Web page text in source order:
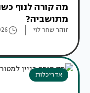
מה קורה לנוף
מתושביה?
זוהר שחר לוי
אדריכלות